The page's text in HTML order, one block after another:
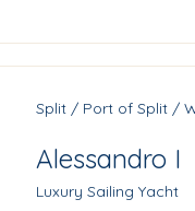
Split / Port of Split /
Alessandro I
Luxury Sailing Yacht